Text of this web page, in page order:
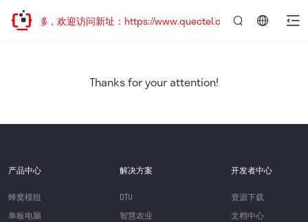
址已迁移，欢迎访问新址：https://www.quectel.com.cn
Thanks for your attention!
产品中心
蜂窝模组
单板电脑
解决方案
DTU
智慧农业
开发者中心
资源下载
文档中心